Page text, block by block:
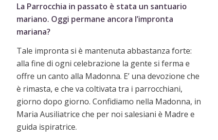
La Parrocchia in passato è stata un santuario
mariano. Oggi permane ancora l’impronta
mariana?
Tale impronta si è mantenuta abbastanza forte:
alla fine di ogni celebrazione la gente si ferma e
offre un canto alla Madonna. E’ una devozione che
è rimasta, e che va coltivata tra i parrocchiani,
giorno dopo giorno. Confidiamo nella Madonna, in
Maria Ausiliatrice che per noi salesiani è Madre e
guida ispiratrice.